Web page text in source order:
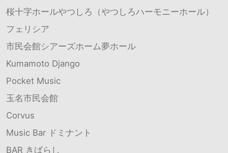
桜十字ホールやつしろ（やつしろハーモニーホール）
フェリシア
市民会館シアーズホーム夢ホール
Kumamoto Django
Pocket Music
玉名市民会館
Corvus
Music Bar ドミナント
BAR きばらし